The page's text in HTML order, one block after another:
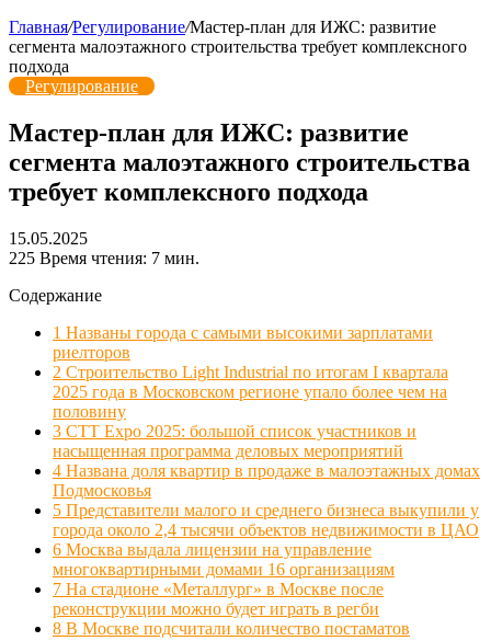
Главная/Регулирование/Мастер-план для ИЖС: развитие
сегмента малоэтажного строительства требует комплексного
подхода
Регулирование
Мастер-план для ИЖС: развитие
сегмента малоэтажного строительства
требует комплексного подхода
15.05.2025
225 Время чтения: 7 мин.
Содержание
1 Названы города с самыми высокими зарплатами
риелторов
2 Строительство Light Industrial по итогам I квартала
2025 года в Московском регионе упало более чем на
половину
3 CTT Expo 2025: большой список участников и
насыщенная программа деловых мероприятий
4 Названа доля квартир в продаже в малоэтажных домах
Подмосковья
5 Представители малого и среднего бизнеса выкупили у
города около 2,4 тысячи объектов недвижимости в ЦАО
6 Москва выдала лицензии на управление
многоквартирными домами 16 организациям
7 На стадионе «Металлург» в Москве после
реконструкции можно будет играть в регби
8 В Москве подсчитали количество постаматов